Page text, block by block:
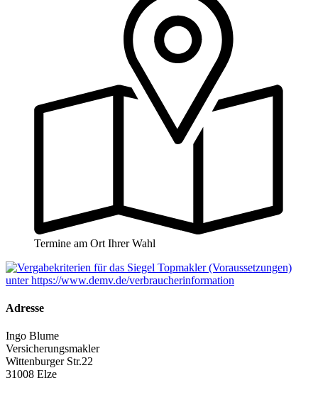
Termine am Ort Ihrer Wahl
Adresse
Ingo Blume
Versicherungsmakler
Wittenburger Str.22
31008 Elze